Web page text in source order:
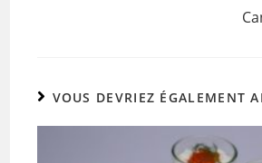
VOUS DEVRIEZ ÉGALEMENT